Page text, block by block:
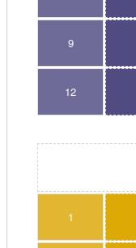
9
12
1